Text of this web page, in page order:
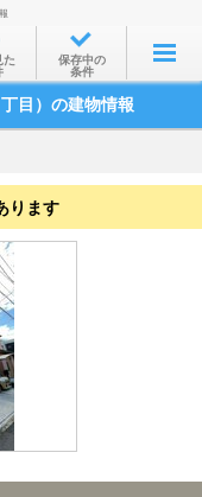
間から
ら
た
保存中の
条件
目）の建物情報
ります